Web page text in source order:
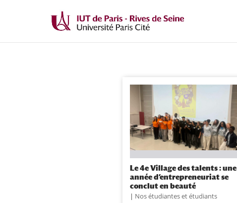
Le 4e Village des talents : une
année d’entrepreneuriat se
conclut en beauté
| Nos étudiantes et étudiants